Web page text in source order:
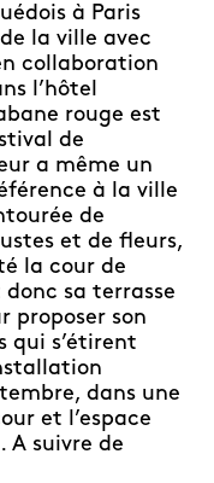
à Paris
la ville avec
collaboration
l’hôtel
rouge est
de
a même un
à la ville
de
et de fleurs,
la cour de
sa terrasse
proposer son
qui s’étirent
dans une
et l’espace
A suivre de